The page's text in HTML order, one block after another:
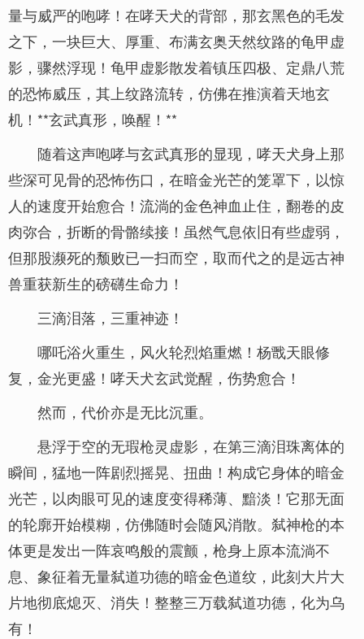
量与威严的咆哮！在哮天犬的背部，那玄黑色的毛发
之下，一块巨大、厚重、布满玄奥天然纹路的龟甲虚
影，骤然浮现！龟甲虚影散发着镇压四极、定鼎八荒
的恐怖威压，其上纹路流转，仿佛在推演着天地玄
机！**玄武真形，唤醒！**
随着这声咆哮与玄武真形的显现，哮天犬身上那
些深可见骨的恐怖伤口，在暗金光芒的笼罩下，以惊
人的速度开始愈合！流淌的金色神血止住，翻卷的皮
肉弥合，折断的骨骼续接！虽然气息依旧有些虚弱，
但那股濒死的颓败已一扫而空，取而代之的是远古神
兽重获新生的磅礴生命力！
三滴泪落，三重神迹！
哪吒浴火重生，风火轮烈焰重燃！杨戬天眼修
复，金光更盛！哮天犬玄武觉醒，伤势愈合！
然而，代价亦是无比沉重。
悬浮于空的无瑕枪灵虚影，在第三滴泪珠离体的
瞬间，猛地一阵剧烈摇晃、扭曲！构成它身体的暗金
光芒，以肉眼可见的速度变得稀薄、黯淡！它那无面
的轮廓开始模糊，仿佛随时会随风消散。弑神枪的本
体更是发出一阵哀鸣般的震颤，枪身上原本流淌不
息、象征着无量弑道功德的暗金色道纹，此刻大片大
片地彻底熄灭、消失！整整三万载弑道功德，化为乌
有！